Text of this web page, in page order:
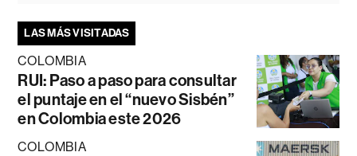
LAS MÁS VISITADAS
COLOMBIA
RUI: Paso a paso para consultar
el puntaje en el “nuevo Sisbén”
en Colombia este 2026
COLOMBIA